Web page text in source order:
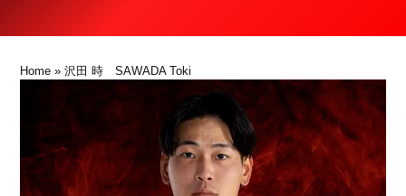
Home » 沢田 時 SAWADA Toki